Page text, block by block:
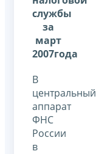
службы
за
март
2007года
В
центральный
аппарат
ФНС
России
в